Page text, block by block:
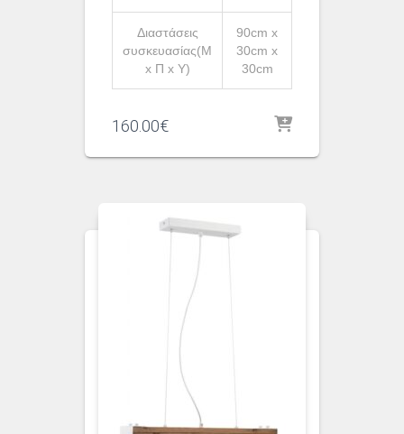
Διαστάσεις
συσκευασίας(Μ
x Π x Υ)
90cm x
30cm x
30cm
160.00€